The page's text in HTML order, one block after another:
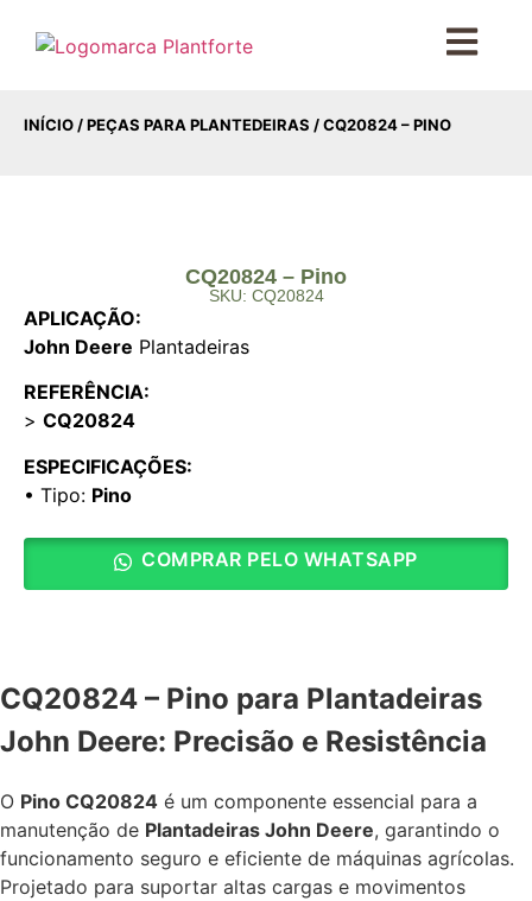
INÍCIO /PEÇAS PARA PLANTEDEIRAS / CQ20824 – PINO
CQ20824 – Pino
SKU: CQ20824
APLICAÇÃO:
John Deere Plantadeiras
REFERÊNCIA:
> CQ20824
ESPECIFICAÇÕES:
• Tipo: Pino
COMPRAR PELO WHATSAPP
CQ20824 – Pino para Plantadeiras
John Deere: Precisão e Resistência
O Pino CQ20824 é um componente essencial para a
manutenção de Plantadeiras John Deere, garantindo o
funcionamento seguro e eficiente de máquinas agrícolas.
Projetado para suportar altas cargas e movimentos